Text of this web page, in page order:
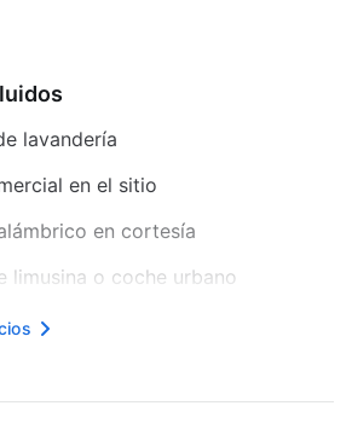
lavandería
en el sitio
en cortesía
limusina o coche urbano
turística